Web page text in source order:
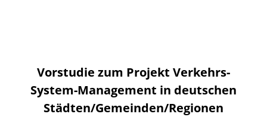
Vorstudie zum Projekt Verkehrs-
System-Management in deutschen
Städten/Gemeinden/Regionen